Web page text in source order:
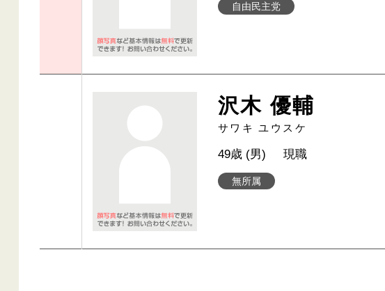
自由民主党
沢木 優輔
サワキ ユウスケ
無所属
49歳 (男) 現職